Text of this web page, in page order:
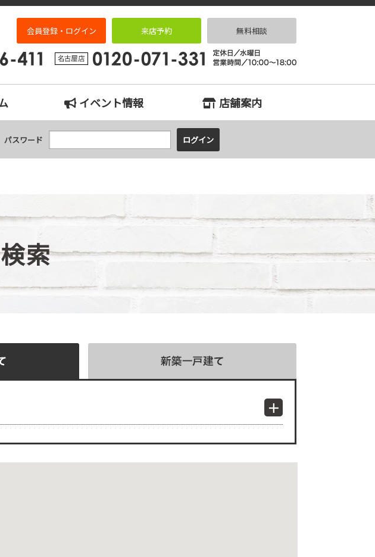
手市、東海市、大府市の中古住宅専門店 住まいる
会員登録・ログイン 来店予約 無料相談
イベント情報 店舗案内
パスワード
索